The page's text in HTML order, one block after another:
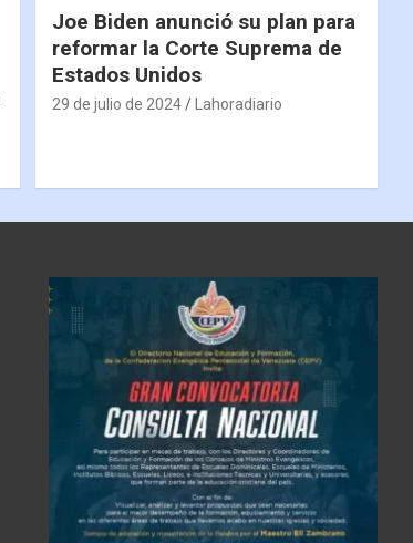
Joe Biden anunció su plan para
reformar la Corte Suprema de
Estados Unidos
29 de julio de 2024 Lahoradiario